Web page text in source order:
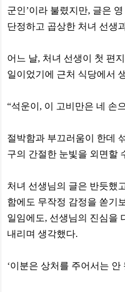
안
마
센
주
돔
DOMCLUB
코
리
강
리
아
e
뉴
아
365
군인’이라 불렸지만, 글은
단정하고 곱상한 처녀 선생
어느 날, 처녀 선생이 첫 편
일이었기에 근처 식당에서
“석운이, 이 고비만은 네 손
절박함과 부끄러움이 한데
구의 간절한 눈빛을 외면할
처녀 선생님의 글은 반듯했
함에도 무작정 감정을 쏟기
일임에도, 선생님의 진심을
내리며 생각했다.
‘이분은 상처를 주어서는 안